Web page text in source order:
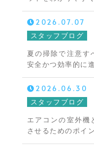
2026.07.07
スタッフブログ
夏の掃除で注意す
安全かつ効率的に
2026.06.30
スタッフブログ
エアコンの室外機
させるためのポイ